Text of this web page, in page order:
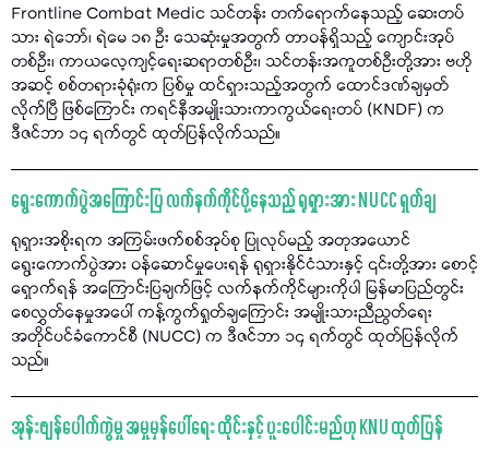
Frontline Combat Medic သင်တန်း တက်ရောက်နေသည့် ဆေးတပ်
သား ရဲဘော်၊ ရဲမေ ၁၈ ဦး သေဆုံးမှုအတွက် တာဝန်ရှိသည့် ကျောင်းအုပ်
တစ်ဦး၊ ကာယလေ့ကျင့်ရေးဆရာတစ်ဦး၊ သင်တန်းအကူတစ်ဦးတို့အား ဗဟို
အဆင့် စစ်တရားခုံရုံးက ပြစ်မှု ထင်ရှားသည့်အတွက် ထောင်ဒဏ်ချမှတ်
လိုက်ပြီ ဖြစ်ကြောင်း ကရင်နီအမျိုးသားကာကွယ်ရေးတပ် (KNDF) က
ဒီဇင်ဘာ ၁၄ ရက်တွင် ထုတ်ပြန်လိုက်သည်။
ရွေးကောက်ပွဲအကြောင်းပြ လက်နက်ကိုင်ပို့နေသည့် ရုရှားအား NUCC ရှုတ်ချ
ရုရှားအစိုးရက အကြမ်းဖက်စစ်အုပ်စု ပြုလုပ်မည့် အတုအယောင်
ရွေးကောက်ပွဲအား ဝန်ဆောင်မှုပေးရန် ရုရှားနိုင်ငံသားနှင့် ၎င်းတို့အား စောင့်
ရှောက်ရန် အကြောင်းပြချက်ဖြင့် လက်နက်ကိုင်များကိုပါ မြန်မာပြည်တွင်း
စေလွှတ်နေမှုအပေါ် ကန့်ကွက်ရှုတ်ချကြောင်း အမျိုးသားညီညွတ်ရေး
အတိုင်ပင်ခံကောင်စီ (NUCC) က ဒီဇင်ဘာ ၁၄ ရက်တွင် ထုတ်ပြန်လိုက်
သည်။
အုန်းဖျန်ပေါက်ကွဲမှု အမှုမှန်ပေါ်ရေး ထိုင်းနှင့် ပူးပေါင်းမည်ဟု KNU ထုတ်ပြန်